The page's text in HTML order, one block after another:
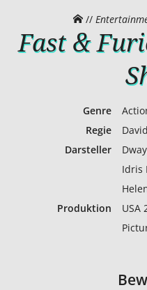
//
Fast &
Genre
Regie
Darsteller
Idris
Produktion
USA